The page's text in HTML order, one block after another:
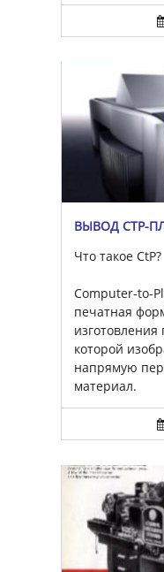
ВЫВОД CTP-
Что такое CtP?
Computer-to-
печатная
которой
напрямую
материал.